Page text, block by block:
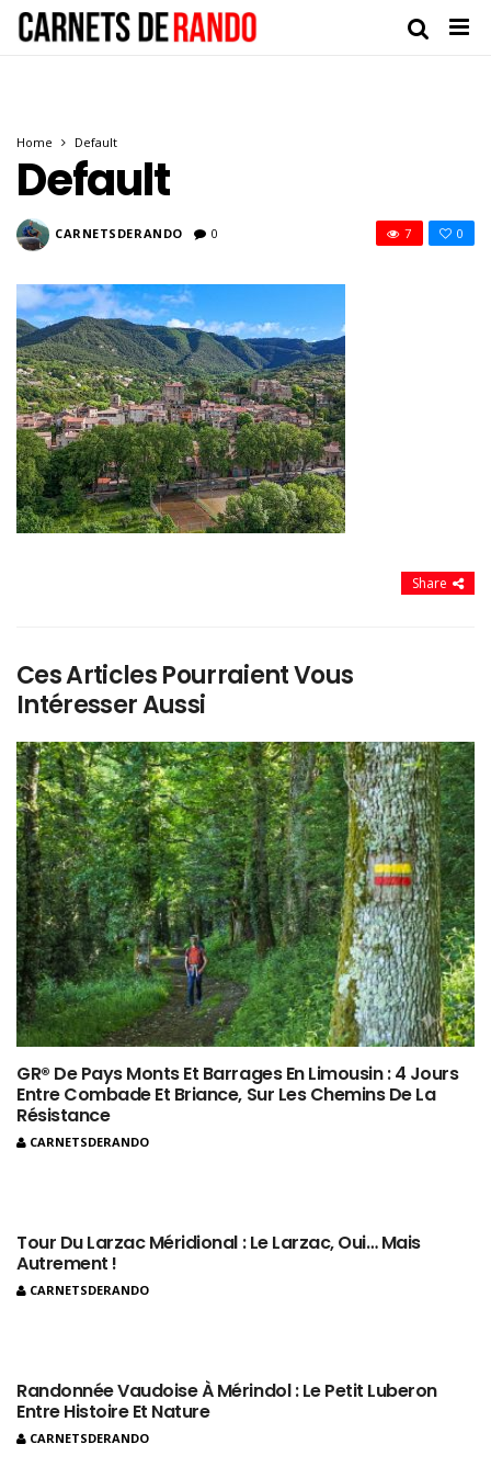
Home Default
Default
CARNETSDERANDO 0 0
7
Share
Ces Articles Pourraient Vous
Intéresser Aussi
GR® De Pays Monts Et Barrages En Limousin : 4 Jours
Entre Combade Et Briance, Sur Les Chemins De La
Résistance
CARNETSDERANDO
Tour Du Larzac Méridional : Le Larzac, Oui… Mais
Autrement !
CARNETSDERANDO
Randonnée Vaudoise À Mérindol : Le Petit Luberon
Entre Histoire Et Nature
CARNETSDERANDO